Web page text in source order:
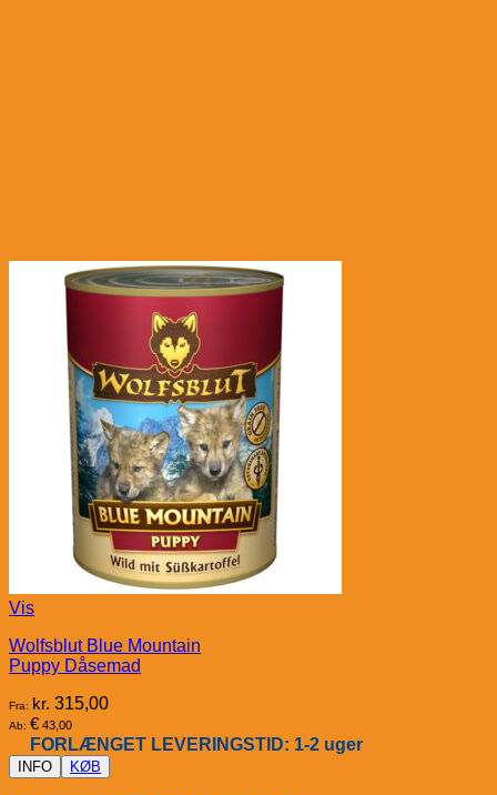
Vis
Wolfsblut Blue Mountain
Puppy Dåsemad
Fra: kr. 315,00
Ab: € 43,00
FORLÆNGET LEVERINGSTID: 1-2 uger
INFO KØB